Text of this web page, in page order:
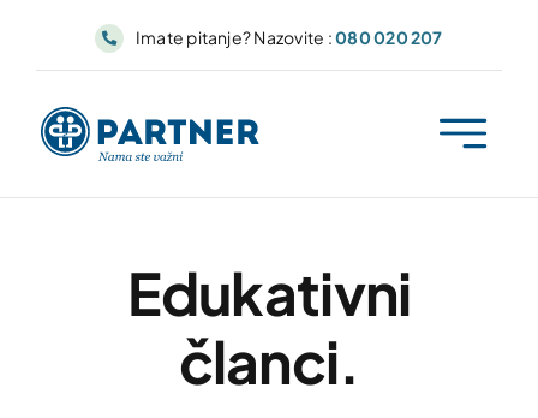
Imate pitanje? Nazovite :080 020 207
Edukativni
članci.